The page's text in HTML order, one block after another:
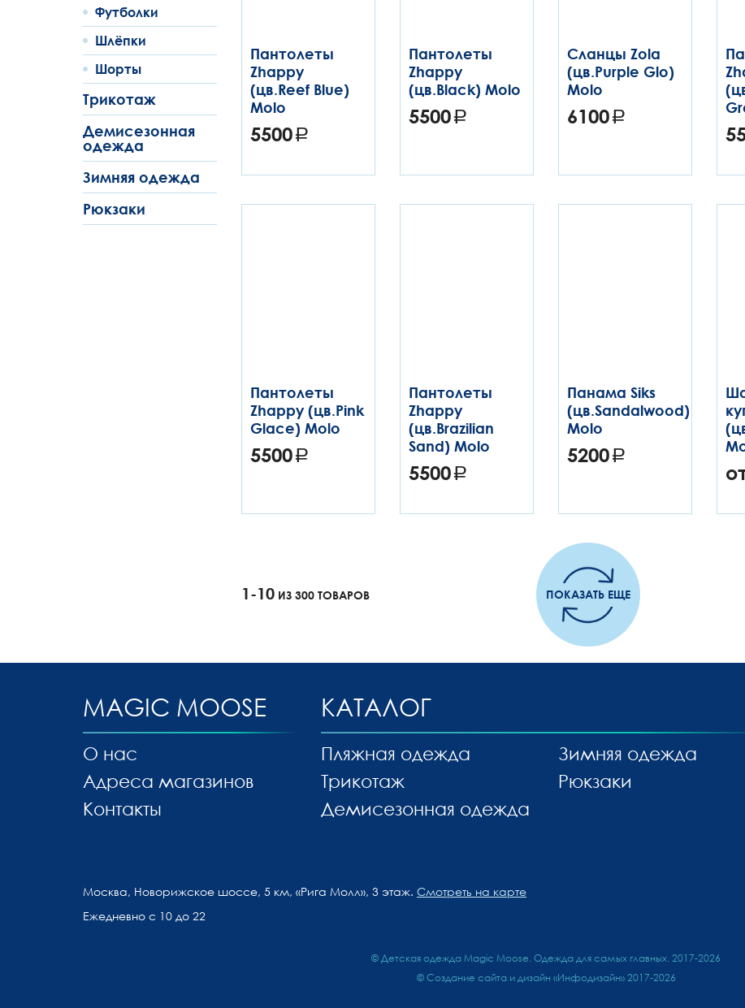
Футболки
Шлёпки
Шорты
Трикотаж
Демисезонная
одежда
Зимняя одежда
Рюкзаки
Пантолеты
Zhappy
(цв.Reef Blue)
Molo
5500
Пантолеты
Zhappy
(цв.Black) Molo
5500
Сланцы Zola
(цв.Purple Glo)
Molo
6100
Пантолеты
Zhappy (цв.Pink
Glace) Molo
5500
Пантолеты
Zhappy
(цв.Brazilian
Sand) Molo
5500
Панама Siks
(цв.Sandalwood)
Molo
5200
1-10 ИЗ 300 ТОВАРОВ ПОКАЗАТЬ ЕЩЕ
MAGIC MOOSE
О нас
Адреса магазинов
Контакты
КАТАЛОГ
Пляжная одежда
Трикотаж
Демисезонная одежда
Зимняя одежда
Рюкзаки
Москва, Новорижское шоссе, 5 км, «Рига Молл», 3 этаж. Смотреть на карте
Ежедневно с 10 до 22
© Детская одежда Magic Moose. Одежда для самых главных. 2017-2026
© Создание сайта и дизайн «Инфодизайн»2017-2026